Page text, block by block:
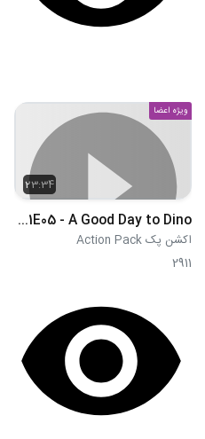
23:34
ویژه اعضا
S01E05 - A Good Day to Dino
اکشن پک Action Pack
2911